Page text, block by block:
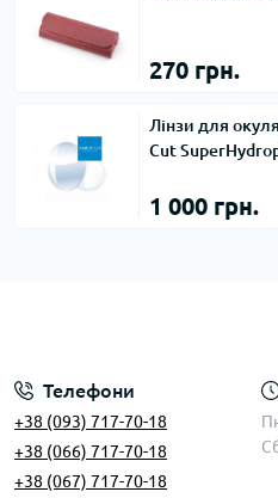
270 грн.
Лінзи для
Cut
1 000 грн.
Телефони
+38 (093) 717-70-18
+38 (066) 717-70-18
+38 (067) 717-70-18